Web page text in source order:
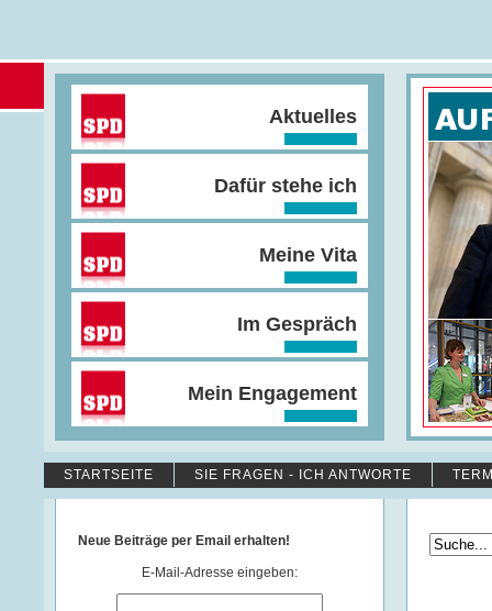
Aktuelles
Dafür stehe ich
Meine Vita
Im Gespräch
Mein Engagement
STARTSEITE SIE FRAGEN - ICH ANTWORTE
Neue Beiträge per Email erhalten!
E-Mail-Adresse eingeben: